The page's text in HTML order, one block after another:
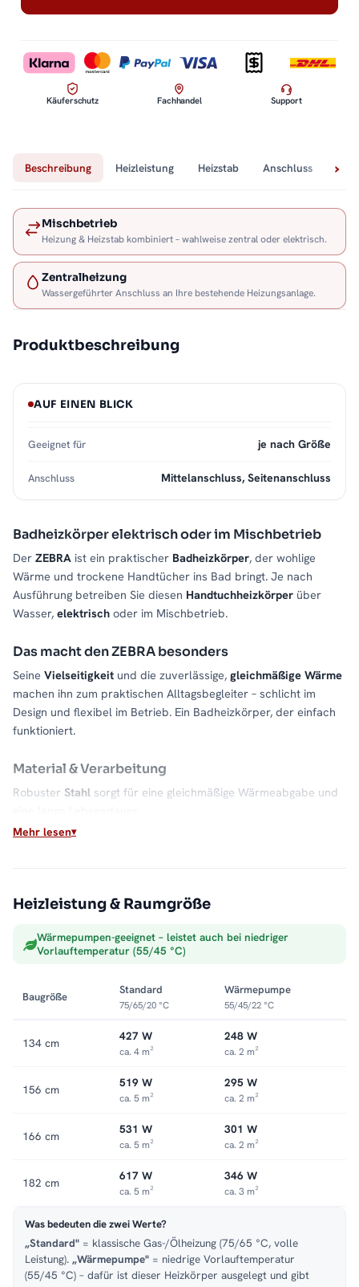
Käuferschutz Fachhandel Support
Beschreibung Heizleistung Heizstab Anschluss
Mischbetrieb
Heizung & Heizstab kombiniert – wahlweise zentral oder elektrisch.
Zentralheizung
Wassergeführter Anschluss an Ihre bestehende Heizungsanlage.
Produktbeschreibung
Badheizkörper elektrisch oder im Mischbetrieb
Der ZEBRA ist ein praktischer Badheizkörper, der wohlige
Wärme und trockene Handtücher ins Bad bringt. Je nach
Ausführung betreiben Sie diesen Handtuchheizkörper über
Wasser, elektrisch oder im Mischbetrieb.
Das macht den ZEBRA besonders
Seine Vielseitigkeit und die zuverlässige, gleichmäßige Wärme
machen ihn zum praktischen Alltagsbegleiter – schlicht im
Design und flexibel im Betrieb. Ein Badheizkörper, der einfach
funktioniert.
Material & Verarbeitung
Robuster Stahl sorgt für eine gleichmäßige Wärmeabgabe und
Trockene Handtücher, frisches Bad
Der ZEBRABadheizkörperhält Handtücher trocken und das
ein frisches, gemütliches Raumgefühl.
Passende Varianten, Zubehör & Service
Passendes Zubehör: auch als elektrische Variante erhältlich
AUF EINEN BLICK
Geeignet für je nach Größe
Anschluss Mittelanschluss, Seitenanschluss
Mehr lesen
Heizleistung & Raumgröße
Wärmepumpen-geeignet – leistet auch bei niedriger
Vorlauftemperatur (55/45 °C)
Baugröße
Standard
75/65/20 °C
Wärmepumpe
55/45/22 °C
134 cm 427 W
ca. 4 m²
248 W
ca. 2 m²
156 cm 519 W
ca. 5 m²
295 W
ca. 2 m²
166 cm 531 W
ca. 5 m²
301 W
ca. 2 m²
182 cm 617 W
ca. 5 m²
346 W
ca. 3 m²
Was bedeuten die zwei Werte?
„Standard" = klassische Gas-/Ölheizung (75/65 °C, volle
Leistung). „Wärmepumpe" = niedrige Vorlauftemperatur
(55/45 °C) – dafür ist dieser Heizkörper ausgelegt und gibt